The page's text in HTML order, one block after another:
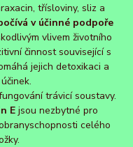
třísloviny, sliz a
v účinné podpoře
vlivem životního
činnost související s
jejich detoxikaci a
trávicí soustavy.
E jsou nezbytné pro
celého